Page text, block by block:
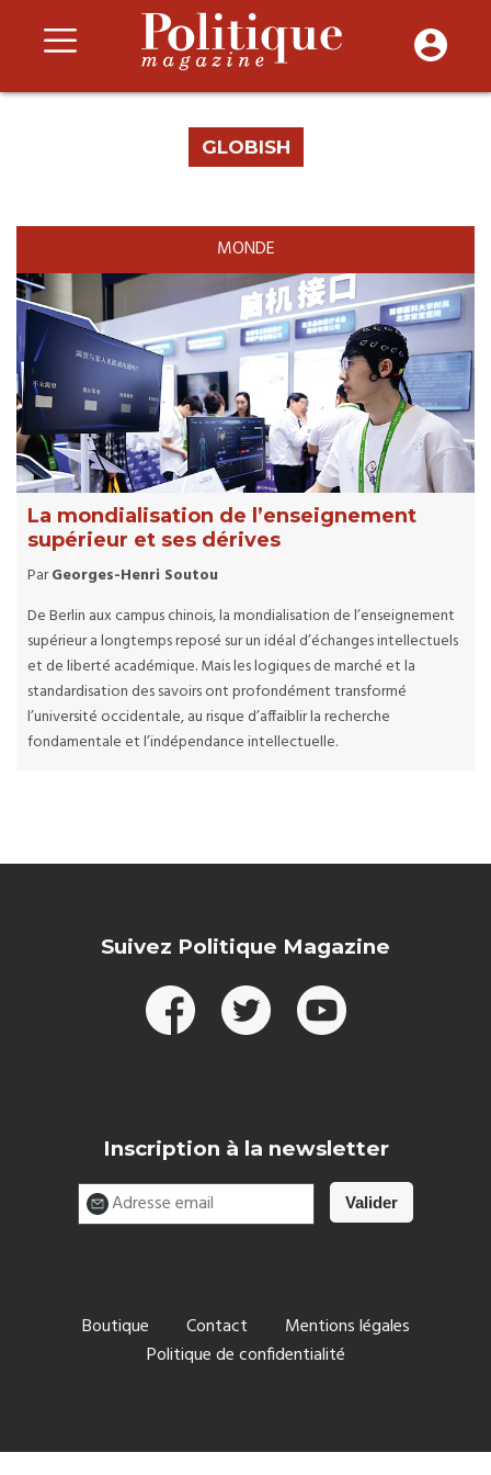
GLOBISH
MONDE
La mondialisation de l’enseignement
supérieur et ses dérives
ParGeorges-Henri Soutou
De Berlin aux campus chinois, la mondialisation de l’enseignement
supérieur a longtemps reposé sur un idéal d’échanges intellectuels
et de liberté académique. Mais les logiques de marché et la
standardisation des savoirs ont profondément transformé
l’université occidentale, au risque d’affaiblir la recherche
fondamentale et l’indépendance intellectuelle.
Suivez Politique Magazine
Inscription à la newsletter
Boutique Contact
Mentions légales
Politique de confidentialité